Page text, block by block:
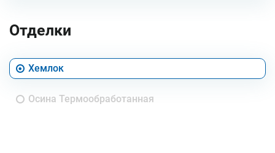
Отделки
Хемлок
Осина Термообработанная